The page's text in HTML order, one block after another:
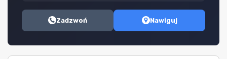
Zadzwoń Nawiguj